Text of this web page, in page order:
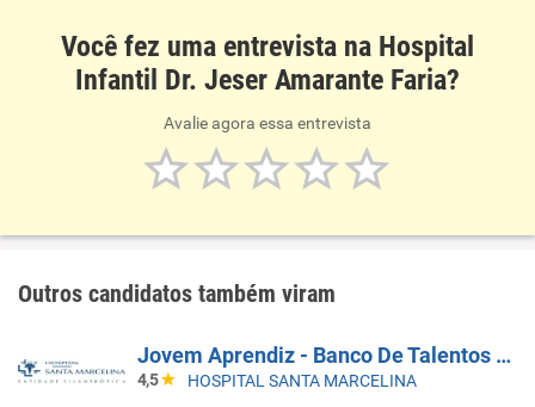
Você fez uma entrevista na Hospital
Infantil Dr. Jeser Amarante Faria?
Avalie agora essa entrevista
Outros candidatos também viram
Jovem Aprendiz - Banco De Talentos Do Programa De Aprendizagem Santa Marcelina Saúde 2026
4,5 HOSPITAL SANTA MARCELINA